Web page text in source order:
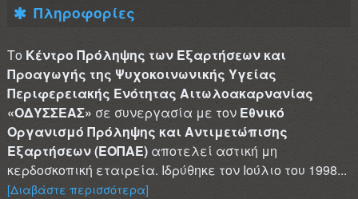
Πληροφορίες
Το Κέντρο Πρόληψης των Εξαρτήσεων και
Προαγωγής της Ψυχοκοινωνικής Υγείας
Περιφερειακής Ενότητας Αιτωλοακαρνανίας
«ΟΔΥΣΣΕΑΣ» σε συνεργασία με τον Εθνικό
Οργανισμό Πρόληψης και Αντιμετώπισης
Εξαρτήσεων (ΕΟΠΑΕ)αποτελεί αστική μη
κερδοσκοπική εταιρεία. Ιδρύθηκε τον Ιούλιο του 1998...
[Διαβάστε περισσότερα]